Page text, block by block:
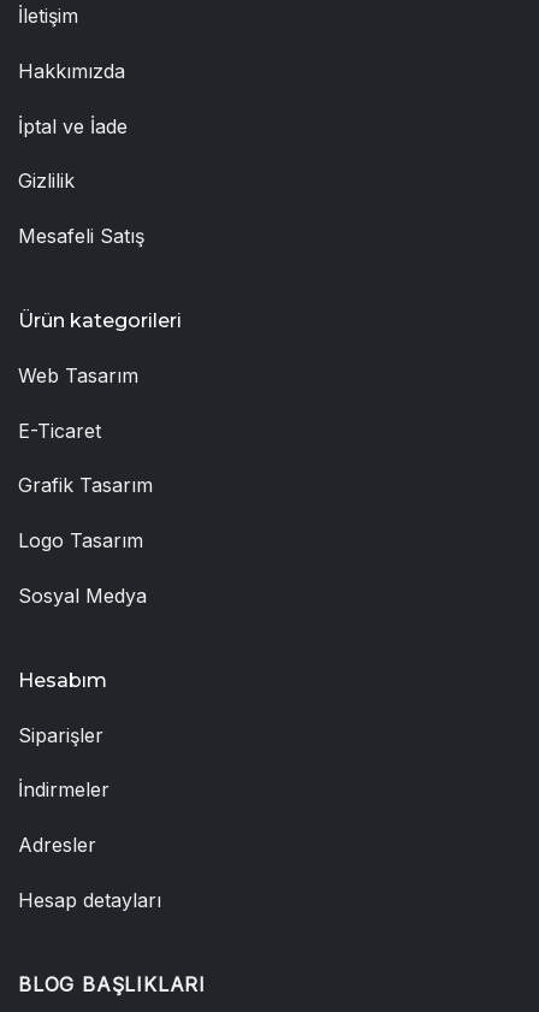
İletişim
Hakkımızda
İptal ve İade
Gizlilik
Mesafeli Satış
Ürün kategorileri
Web Tasarım
E-Ticaret
Grafik Tasarım
Logo Tasarım
Sosyal Medya
Hesabım
Siparişler
İndirmeler
Adresler
Hesap detayları
BLOG BAŞLIKLARI